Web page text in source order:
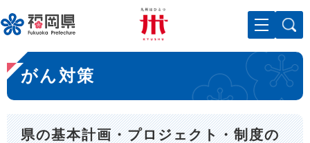
ー
ジ
先
頭
で
。
メニューを飛ばして本文へ
本
文
がん対策
県の基本計画・プロジェクト・制度の